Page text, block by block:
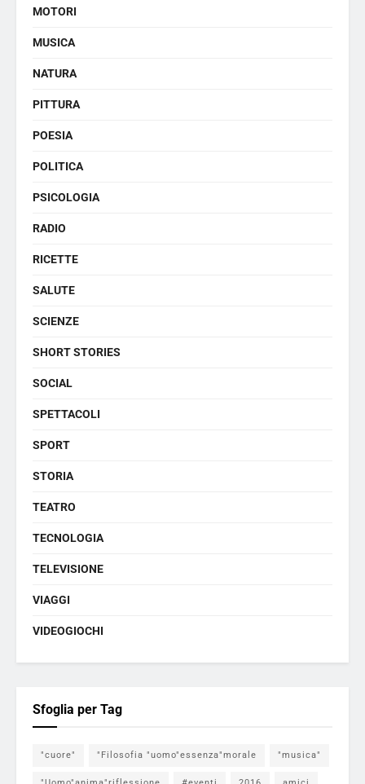
MOTORI
MUSICA
NATURA
PITTURA
POESIA
POLITICA
PSICOLOGIA
RADIO
RICETTE
SALUTE
SCIENZE
SHORT STORIES
SOCIAL
SPETTACOLI
SPORT
STORIA
TEATRO
TECNOLOGIA
TELEVISIONE
VIAGGI
VIDEOGIOCHI
Sfoglia per Tag
"cuore" "Filosofia "uomo"essenza"morale "musica"